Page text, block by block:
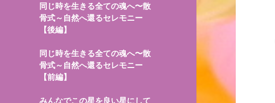
同じ時を生きる全ての魂へ〜散
骨式～自然へ還るセレモニー
【後編】
同じ時を生きる全ての魂へ〜散
骨式～自然へ還るセレモニー
【前編】
みんなでこの星を良い星にして